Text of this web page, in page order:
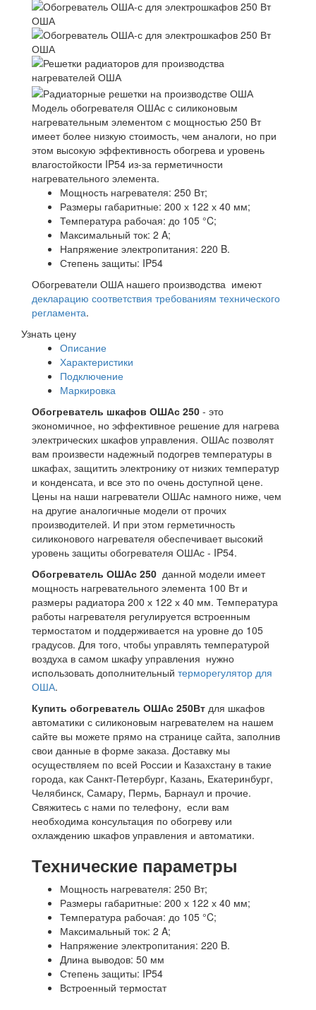
Модель обогревателя ОШАс с силиконовым
нагревательным элементом с мощностью 250 Вт
имеет более низкую стоимость, чем аналоги, но при
этом высокую эффективность обогрева и уровень
влагостойкости IP54 из-за герметичности
нагревательного элемента.
Мощность нагревателя: 250 Вт;
Размеры габаритные: 200 х 122 х 40 мм;
Температура рабочая: до 105 °C;
Максимальный ток: 2 A;
Напряжение электропитания: 220 B.
Степень защиты: IP54
Обогреватели ОША нашего производства имеют
декларацию соответствия требованиям технического
регламента.
Узнать цену
Описание
Характеристики
Подключение
Маркировка
Обогреватель шкафов ОШАс 250 - это
экономичное, но эффективное решение для нагрева
электрических шкафов управления. ОШАс позволят
вам произвести надежный подогрев температуры в
шкафах, защитить электронику от низких температур
и конденсата, и все это по очень доступной цене.
Цены на наши нагреватели ОШАс намного ниже, чем
на другие аналогичные модели от прочих
производителей. И при этом герметичность
силиконового нагревателя обеспечивает высокий
уровень защиты обогревателя ОШАс - IP54.
Обогреватель ОШАс 250 данной модели имеет
мощность нагревательного элемента 100 Вт и
размеры радиатора 200 х 122 х 40 мм. Температура
работы нагревателя регулируется встроенным
термостатом и поддерживается на уровне до 105
градусов. Для того, чтобы управлять температурой
воздуха в самом шкафу управления нужно
использовать дополнительный терморегулятор для
ОША.
Купить обогреватель ОШАс 250Вт для шкафов
автоматики с силиконовым нагревателем на нашем
сайте вы можете прямо на странице сайта, заполнив
свои данные в форме заказа. Доставку мы
осуществляем по всей России и Казахстану в такие
города, как Санкт-Петербург, Казань, Екатеринбург,
Челябинск, Самару, Пермь, Барнаул и прочие.
Свяжитесь с нами по телефону, если вам
необходима консультация по обогреву или
охлаждению шкафов управления и автоматики.
Технические параметры
Мощность нагревателя: 250 Вт;
Размеры габаритные: 200 х 122 х 40 мм;
Температура рабочая: до 105 °C;
Максимальный ток: 2 A;
Напряжение электропитания: 220 B.
Длина выводов: 50 мм
Степень защиты: IP54
Встроенный термостат